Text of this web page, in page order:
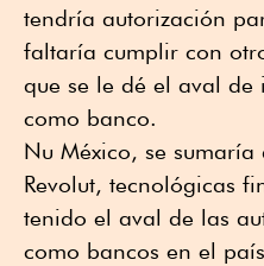
tendría autorización
faltaría cumplir con
que se le dé el aval de
como banco.
Nu México, se
Revolut, tecnológicas
tenido el aval de las
como bancos en el